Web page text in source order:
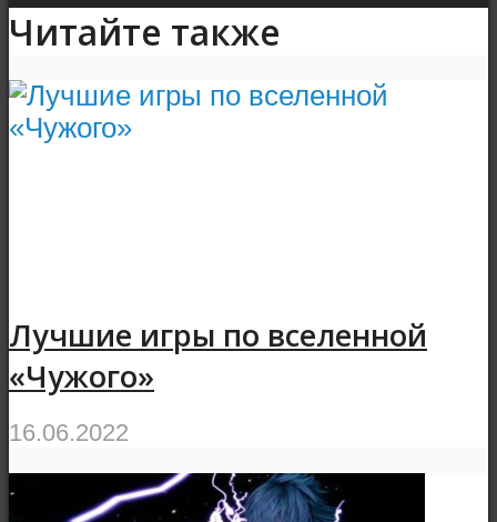
Читайте также
Лучшие игры по вселенной
«Чужого»
16.06.2022